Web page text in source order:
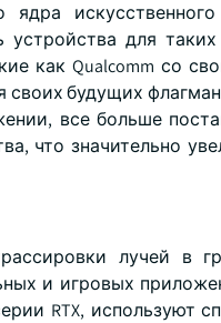
ядра
для
как Qualcomm со
будущих
все больше
что значительно
лучей в
и игровых
RTX, используют